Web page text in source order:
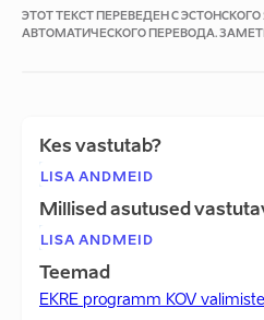
ЭТОТ ТЕКСТ ПЕРЕВЕДЕН С
АВТОМАТИЧЕСКОГО ПЕРЕВОДА.
Kes vastutab?
LISA ANDMEID
Millised asutused
LISA ANDMEID
Teemad
EKRE programm KOV